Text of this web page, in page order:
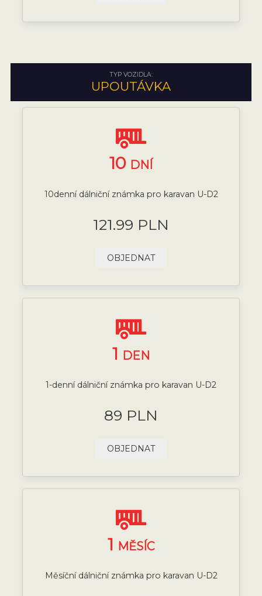
TYP VOZIDLA:
UPOUTÁVKA
10 DNÍ
10denní dálniční známka pro karavan U-D2
121.99 PLN
OBJEDNAT
1 DEN
1-denní dálniční známka pro karavan U-D2
89 PLN
OBJEDNAT
1 MĚSÍC
Měsíční dálniční známka pro karavan U-D2